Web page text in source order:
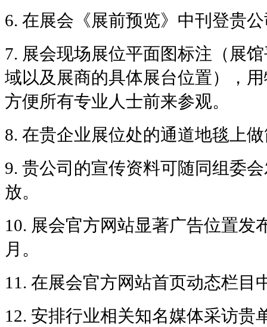
6. 在展会《展前预览》中刊登贵
7. 展会现场展位平面图标注（展
域以及展商的具体展台位置），
方便所有专业人士前来参观。
8. 在贵企业展位处的通道地毯上
9. 贵公司的宣传资料可随同组委
放。
10. 展会官方网站显著广告位置发
月。
11. 在展会官方网站首页动态栏目
12. 安排行业相关知名媒体采访贵